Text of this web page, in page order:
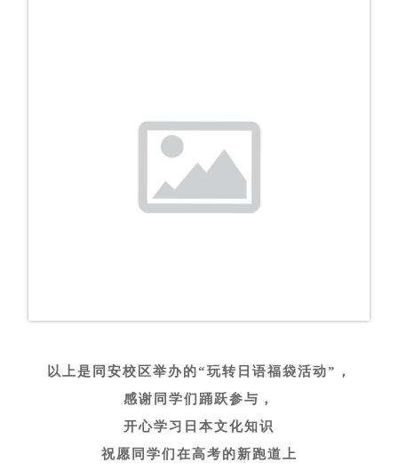
以上是同安校区举办的“玩转日语福袋活动”，
感谢同学们踊跃参与，
开心学习日本文化知识
祝愿同学们在高考的新跑道上